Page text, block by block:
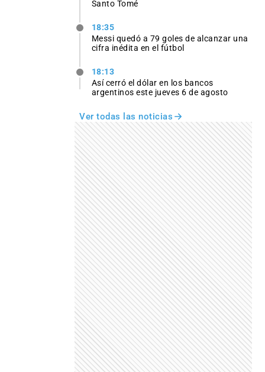
Santo Tomé
18:35
Messi quedó a 79 goles de alcanzar una
cifra inédita en el fútbol
18:13
Así cerró el dólar en los bancos
argentinos este jueves 6 de agosto
Ver todas las noticias